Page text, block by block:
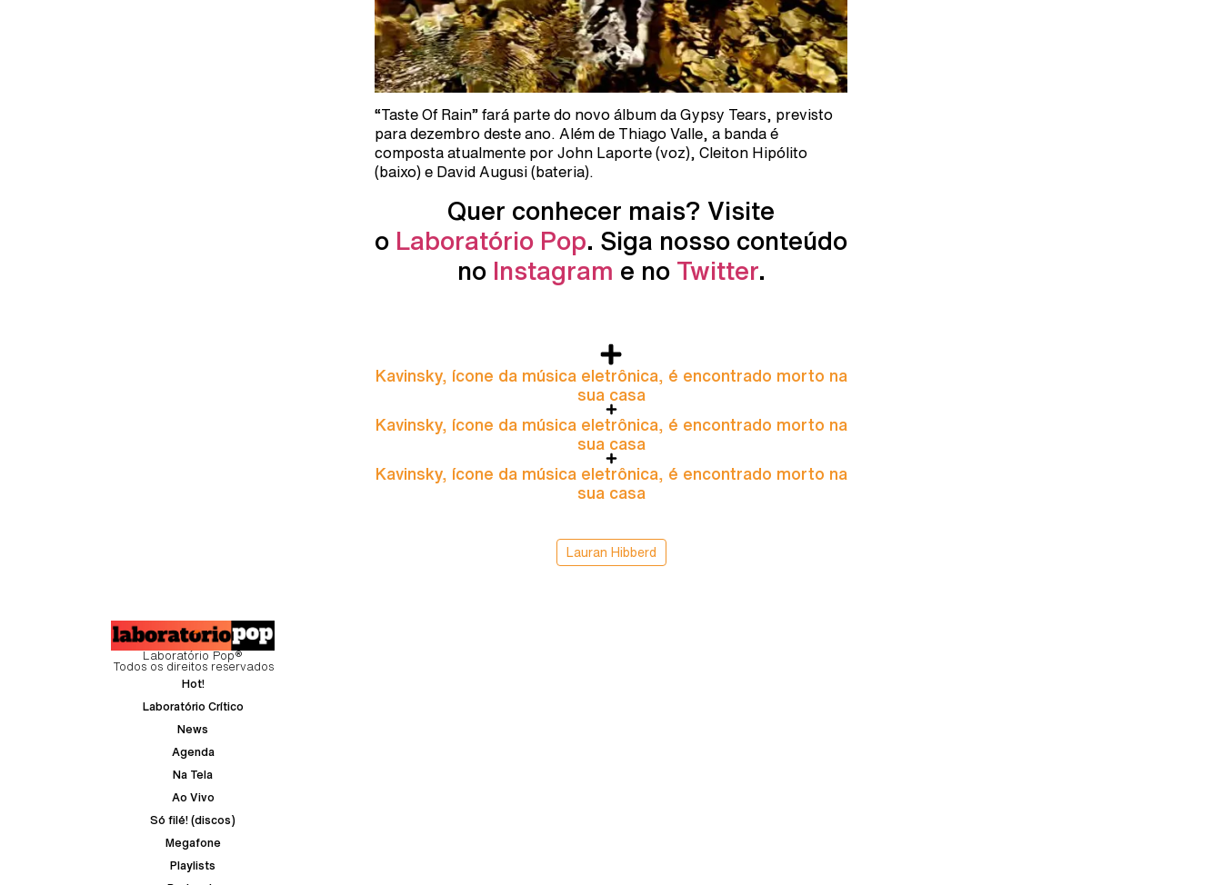
“Taste Of Rain” fará parte do novo álbum da Gypsy Tears, previsto
para dezembro deste ano. Além de Thiago Valle, a banda é
composta atualmente por John Laporte (voz), Cleiton Hipólito
(baixo) e David Augusi (bateria).
Quer conhecer mais? Visite
o Laboratório Pop. Siga nosso conteúdo
no Instagram e no Twitter.
Kavinsky, ícone da música eletrônica, é encontrado morto na
sua casa
Kavinsky, ícone da música eletrônica, é encontrado morto na
sua casa
Kavinsky, ícone da música eletrônica, é encontrado morto na
sua casa
Lauran Hibberd
Laboratório Pop®
Todos os direitos reservados
Hot!
Laboratório Crítico
News
Agenda
Na Tela
Ao Vivo
Só filé! (discos)
Megafone
Playlists